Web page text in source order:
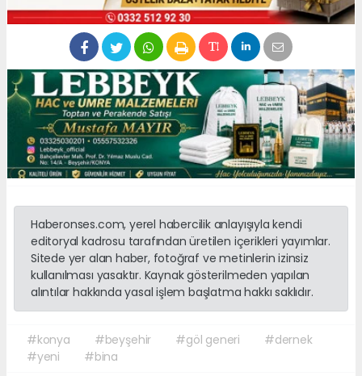
Haberonses.com, yerel habercilik anlayışıyla kendi
editoryal kadrosu tarafından üretilen içerikleri yayımlar.
Sitede yer alan haber, fotoğraf ve metinlerin izinsiz
kullanılması yasaktır. Kaynak gösterilmeden yapılan
alıntılar hakkında yasal işlem başlatma hakkı saklıdır.
#konya #beyşehir #göl generi
#dernek
#yeni
#bina